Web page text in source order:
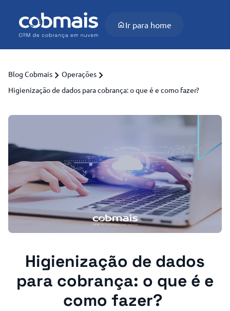
Ir para home
Blog Cobmais
Operações
Higienização de dados para cobrança: o que é e como fazer?
Higienização de dados
para cobrança: o que é e
como fazer?